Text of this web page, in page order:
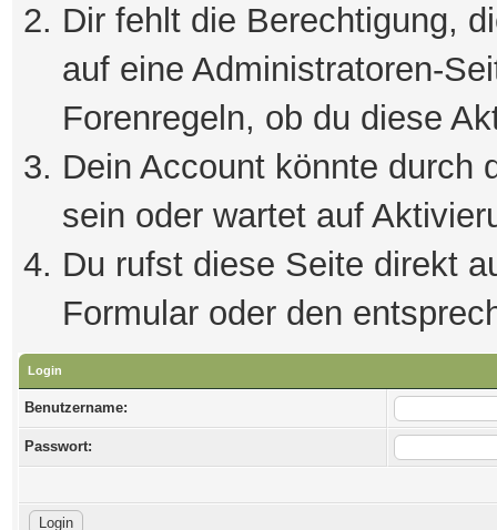
Dir fehlt die Berechtigung,
auf eine Administratoren-
Forenregeln, ob du diese
Dein Account könnte durch
sein oder wartet auf
Du rufst diese Seite direkt
Formular oder den
Login
Benutzername:
Passwort: